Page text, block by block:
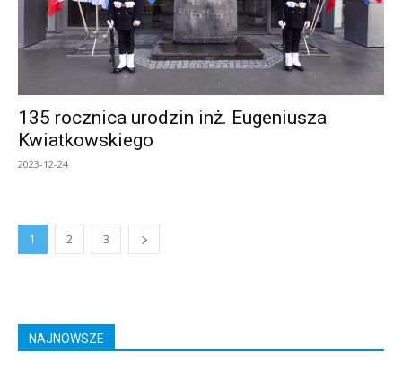
135 rocznica urodzin inż. Eugeniusza
Kwiatkowskiego
2023-12-24
1 2 3
NAJNOWSZE